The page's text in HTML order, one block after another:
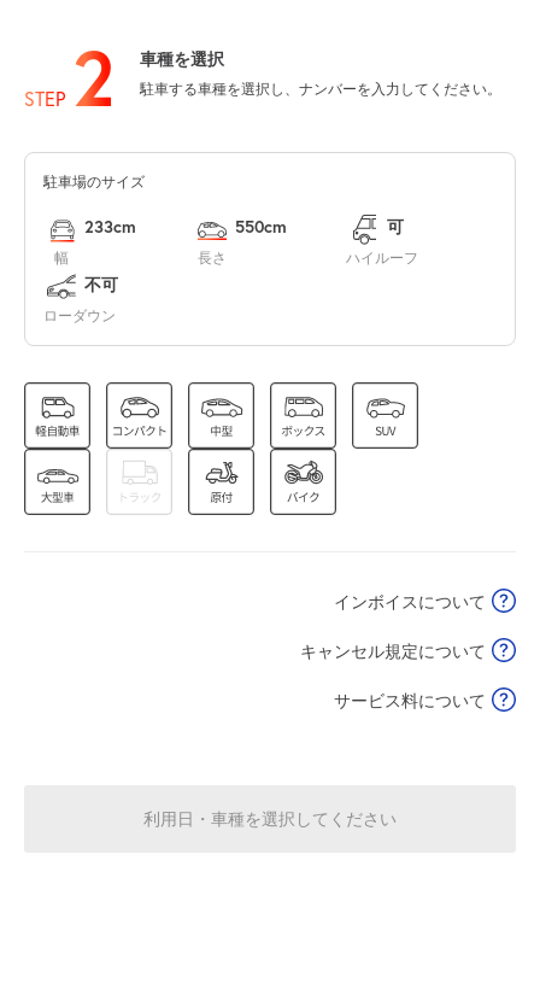
8月15日 (土) ¥1,250
8月16日 (日) ¥1,250
8月17日 (月) ¥1,250
0:00～24:00
¥1,250
満
¥1,250
¥1,250
STEP 2 車種を選択
駐車する車種を選択し、ナンバーを入力してください。
駐車場のサイズ
幅
233cm
長さ
550cm
ハイルーフ
可
ローダウン
不可
インボイスについて
キャンセル規定について
サービス料について
利用日・車種を選択してください